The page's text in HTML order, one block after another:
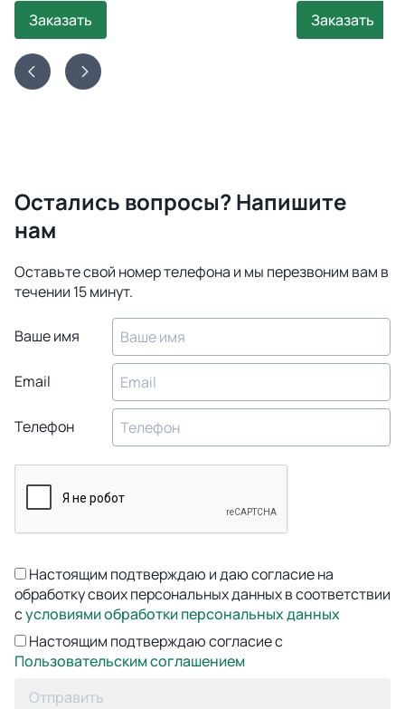
Заказать Заказать
Остались вопросы? Напишите
нам
Оставьте свой номер телефона и мы перезвоним вам в
течении 15 минут.
Ваше имя
Email
Телефон
Настоящим подтверждаю и даю согласие на
обработку своих персональных данных в соответствии
сусловиями обработки персональных данных
Настоящим подтверждаю согласие с
Пользовательским соглашением
Отправить